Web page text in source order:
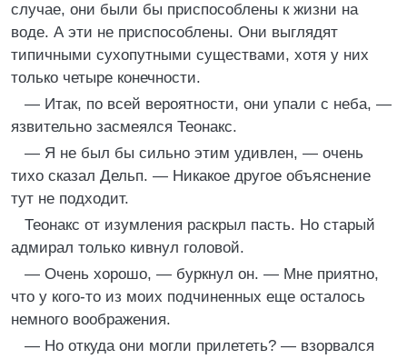
случае, они были бы приспособлены к жизни на
воде. А эти не приспособлены. Они выглядят
типичными сухопутными существами, хотя у них
только четыре конечности.
— Итак, по всей вероятности, они упали с неба, —
язвительно засмеялся Теонакс.
— Я не был бы сильно этим удивлен, — очень
тихо сказал Дельп. — Никакое другое объяснение
тут не подходит.
Теонакс от изумления раскрыл пасть. Но старый
адмирал только кивнул головой.
— Очень хорошо, — буркнул он. — Мне приятно,
что у кого-то из моих подчиненных еще осталось
немного воображения.
— Но откуда они могли прилететь? — взорвался